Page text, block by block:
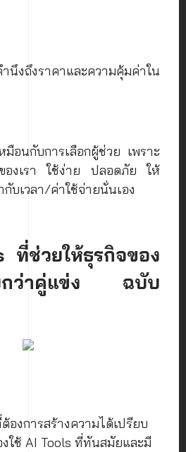
ถึงราคาและความคุ้มค่าใน
อนกับการเลือกผู้ช่วย เพราะ
ของเรา ใช้ง่าย ปลอดภัย ให้
บเวลา/ค่าใช้จ่ายนั่นเอง
ที่ช่วยให้ธุรกิจของ
กว่าคู่แข่ง ฉบับ
องการสร้างความได้เปรียบ
ใช้ AI Tools ที่ทันสมัยและมี